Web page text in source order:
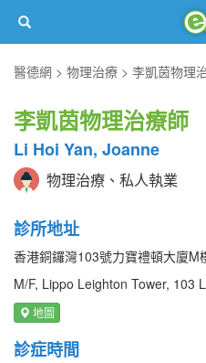
醫德網
物理治療 李凱茵物理
李凱茵物理治療師
Li Hoi Yan, Joanne
物理治療、私人執業
診所地址
香港銅鑼灣103號力寶禮頓大廈M
M/F, Lippo Leighton Tower, 103
地圖
診症時間